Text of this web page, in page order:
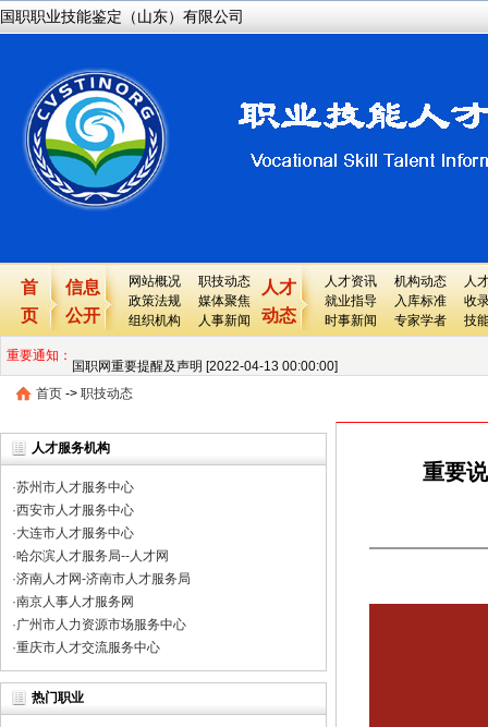
国职职业技能鉴定（山东）有限公司
首
页
信息
公开
网站概况
职技动态
政策法规
媒体聚焦
组织机构
人事新闻
人才
动态
人才资讯 机构动态
人
就业指导
入库标准
收
时事新闻
专家学者 技
重要通知：
重要说明---关于国职网最新版证书上的各个栏目的详细解释 [2022-04-
关于国职网性质、业务等所有问题的常见问题 [2022-04-08 00:00:00]
关于国职网所发证书的重要性 [2022-04-08 00:00:00]
国职网在中华工商时报的登报声明，请避免上当受骗 [2022-04-07
关于国职网证书有效期的公告 [2023-04-12 00:00:00]
关于国职网业务停止的公告 [2023-03-11 00:00:00]
重要声明 [2022-09-07 00:00:00]
首页 -> 职技动态
人才服务机构
·苏州市人才服务中心
·西安市人才服务中心
·大连市人才服务中心
·哈尔滨人才服务局--人才网
·济南人才网-济南市人才服务局
·南京人事人才服务网
·广州市人力资源市场服务中心
·重庆市人才交流服务中心
热门职业
重要